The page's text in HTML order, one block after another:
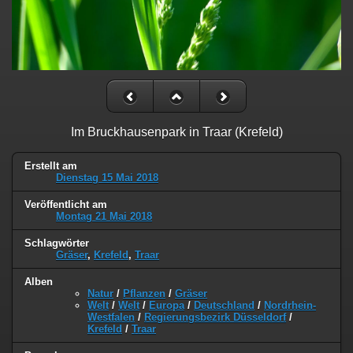
Im Bruckhausenpark in Traar (Krefeld)
Erstellt am
Dienstag 15 Mai 2018
Veröffentlicht am
Montag 21 Mai 2018
Schlagwörter
Gräser, Krefeld , Traar
Alben
Natur / Pflanzen / Gräser
Welt / Welt / Europa / Deutschland / Nordrhein-
Westfalen / Regierungsbezirk Düsseldorf/
Krefeld / Traar